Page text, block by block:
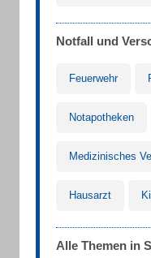
Notfall und
Feuerwehr
Notapotheken
Medizinisches
Hausarzt
Alle Themen in